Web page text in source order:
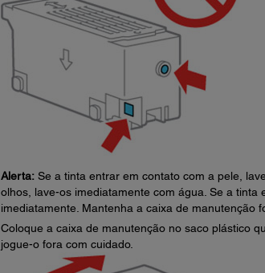
Alerta:Se a tinta entrar em contato com a pele,
olhos, lave-os imediatamente com água. Se a
imediatamente. Mantenha a caixa de manutenção
Coloque a caixa de manutenção no saco plástico
jogue-o fora com cuidado.